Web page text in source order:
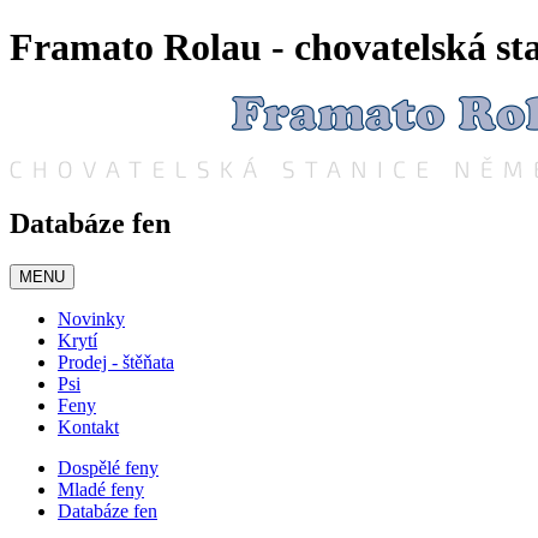
Framato Rolau - chovatelská
Databáze fen
MENU
Novinky
Krytí
Prodej - štěňata
Psi
Feny
Kontakt
Dospělé feny
Mladé feny
Databáze fen